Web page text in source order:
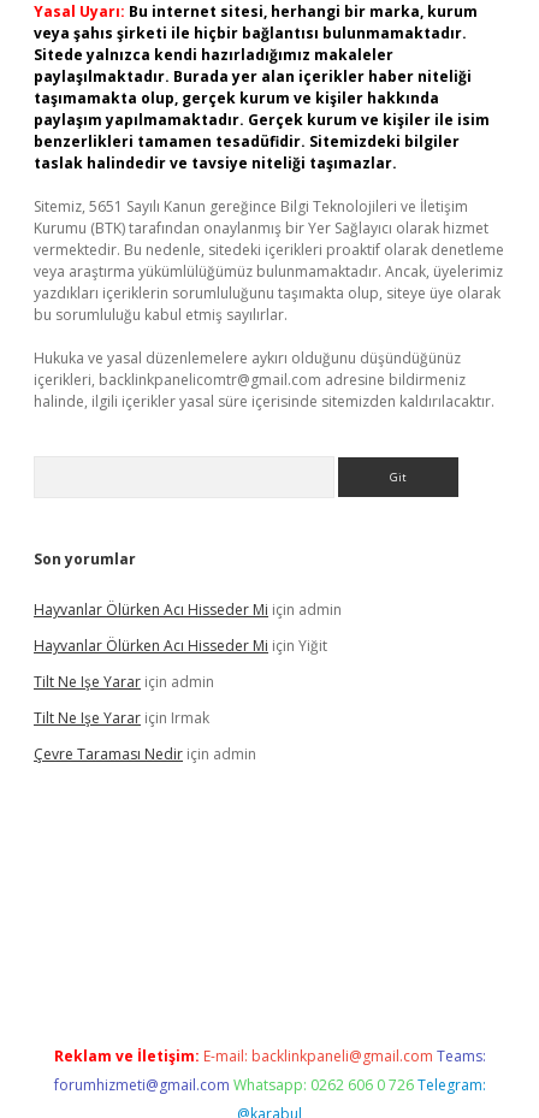
Yasal Uyarı: Bu internet sitesi, herhangi bir marka, kurum
veya şahıs şirketi ile hiçbir bağlantısı bulunmamaktadır.
Sitede yalnızca kendi hazırladığımız makaleler
paylaşılmaktadır. Burada yer alan içerikler haber niteliği
taşımamakta olup, gerçek kurum ve kişiler hakkında
paylaşım yapılmamaktadır. Gerçek kurum ve kişiler ile isim
benzerlikleri tamamen tesadüfidir. Sitemizdeki bilgiler
taslak halindedir ve tavsiye niteliği taşımazlar.
Sitemiz, 5651 Sayılı Kanun gereğince Bilgi Teknolojileri ve İletişim
Kurumu (BTK) tarafından onaylanmış bir Yer Sağlayıcı olarak hizmet
vermektedir. Bu nedenle, sitedeki içerikleri proaktif olarak denetleme
veya araştırma yükümlülüğümüz bulunmamaktadır. Ancak, üyelerimiz
yazdıkları içeriklerin sorumluluğunu taşımakta olup, siteye üye olarak
bu sorumluluğu kabul etmiş sayılırlar.
Hukuka ve yasal düzenlemelere aykırı olduğunu düşündüğünüz
içerikleri, backlinkpanelicomtr@gmail.com adresine bildirmeniz
halinde, ilgili içerikler yasal süre içerisinde sitemizden kaldırılacaktır.
Son yorumlar
Hayvanlar Ölürken Acı Hisseder Mi için admin
Hayvanlar Ölürken Acı Hisseder Mi için Yiğit
Tilt Ne Işe Yarar için admin
Tilt Ne Işe Yarar için Irmak
Çevre Taraması Nedir için admin
Reklam ve İletişim: E-mail: backlinkpaneli@gmail.com Teams:
forumhizmeti@gmail.com Whatsapp: 0262 606 0 726 Telegram:
@karabul